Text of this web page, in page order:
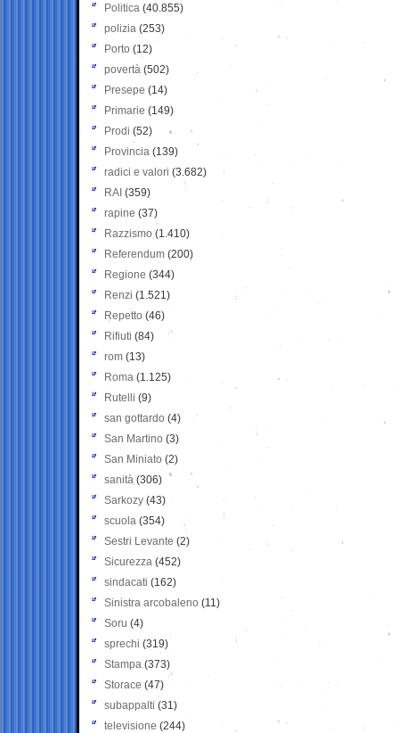
Politica (40.855)
polizia (253)
Porto (12)
povertà (502)
Presepe (14)
Primarie (149)
Prodi (52)
Provincia (139)
radici e valori (3.682)
RAI (359)
rapine (37)
Razzismo (1.410)
Referendum (200)
Regione (344)
Renzi (1.521)
Repetto (46)
Rifiuti (84)
rom (13)
Roma (1.125)
Rutelli (9)
san gottardo (4)
San Martino (3)
San Miniato (2)
sanità (306)
Sarkozy (43)
scuola (354)
Sestri Levante (2)
Sicurezza (452)
sindacati (162)
Sinistra arcobaleno (11)
Soru (4)
sprechi (319)
Stampa (373)
Storace (47)
subappalti (31)
televisione(244)